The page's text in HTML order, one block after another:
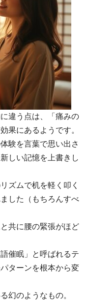
違う点は、「痛みの
果にあるようです。
験を言葉で思い出さ
しい記憶を上書きし
ズムで机を軽く叩く
した（もちろんすべ
共に腰の緊張がほど
催眠」と呼ばれるテ
ターンを根本から変
幻のようなもの。